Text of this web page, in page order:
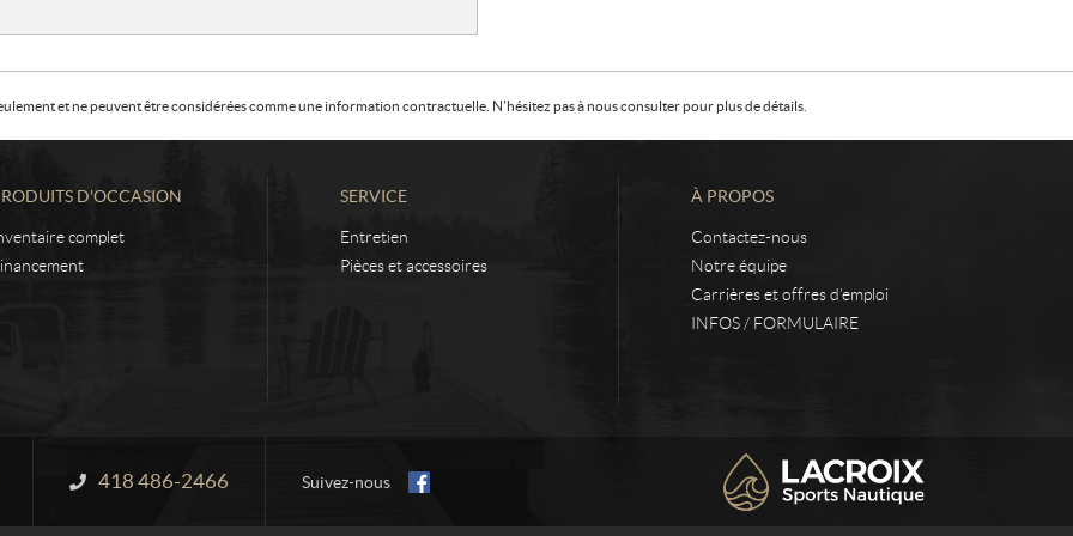
et ne peuvent être considérées comme une information contractuelle. N'hésitez pas à nous consulter pour plus de détails.
D'OCCASION
complet
SERVICE
Entretien
Pièces et accessoires
À PROPOS
Contactez-nous
Notre équipe
Carrières et offres d’emploi
INFOS / FORMULAIRE
Information :
418 486-2466 Suivez-nous